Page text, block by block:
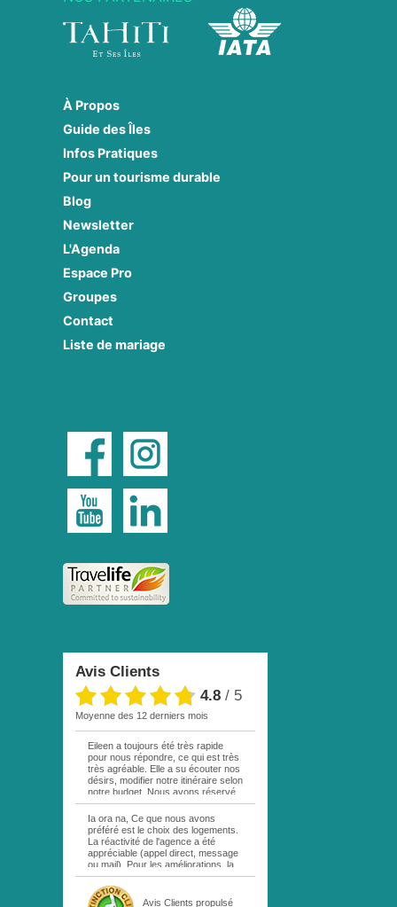
À Propos
Guide des Îles
Infos Pratiques
Pour un tourisme durable
Blog
Newsletter
L'Agenda
Espace Pro
Groupes
Contact
Liste de mariage
Avis Clients
4.8 / 5
moyenne des 12 derniers mois
Eileen a toujours été très rapide
pour nous répondre, ce qui est très
très agréable. Elle a su écouter nos
désirs, modifier notre itinéraire selon
notre budget. Nous avons réservé
par mail une excursion sur votre
site. La personne responsable étant
en vacances, personne ne nous a
répondu. Au bout d une semaine,
remail de ma part, cette fois à Eileen
. Réponse rapide comme quoi cette
!!! Nous n avons pas pu bénéficier
du siège demandé dans l avion,
Ia ora na, Ce que nous avons
préféré est le choix des logements.
La réactivité de l'agence a été
appréciable (appel direct, message
ou mail). Pour les améliorations, la
location de la voiture sur MOOREA
aurait été plus pratique en passant
directement par le service de
Avis Clients propulsé